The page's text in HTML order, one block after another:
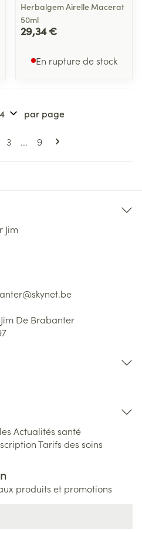
Herbalgem Airelle Macerat
50ml
29,34 €
En rupture de stock
Pagesactuellement la page
Page
3 ... Page
9
par page
Jim
skynet.be
Jim De Brabanter
Actualités santé
Tarifs des soins
produits et promotions